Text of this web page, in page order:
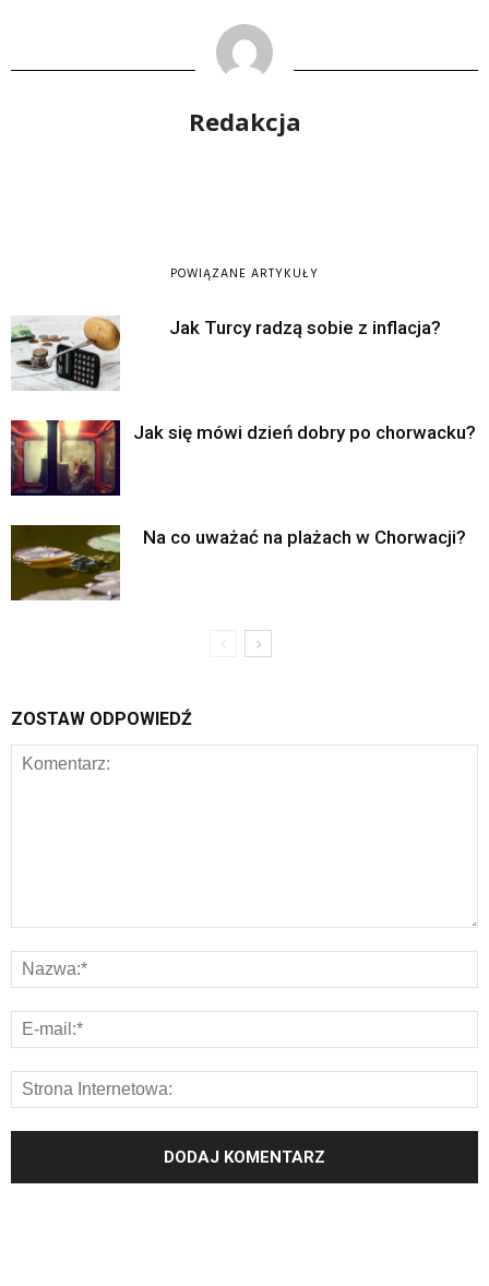
Redakcja
POWIĄZANE ARTYKUŁY
Jak Turcy radzą sobie z inflacja?
Jak się mówi dzień dobry po chorwacku?
Na co uważać na plażach w Chorwacji?
ZOSTAW ODPOWIEDŹ